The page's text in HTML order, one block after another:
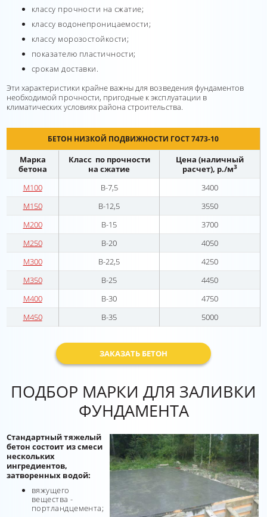
классу прочности на сжатие;
классу водонепроницаемости;
классу морозостойкости;
показателю пластичности;
срокам доставки.
Эти характеристики крайне важны для возведения фундаментов
необходимой прочности, пригодные к эксплуатации в
климатических условиях района строительства.
БЕТОН НИЗКОЙ ПОДВИЖНОСТИ ГОСТ 7473-10
Марка
бетона
Класс по прочности
на сжатие
Цена (наличный
расчет), р./м3
М100 В-7,5
3400
М150
В-12,5
3550
М200
В-15
3700
М250
В-20
4050
М300
В-22,5
4250
М350
В-25
4450
М400
В-30
4750
М450
В-35 5000
ЗАКАЗАТЬ БЕТОН
ПОДБОР МАРКИ ДЛЯ ЗАЛИВКИ
ФУНДАМЕНТА
Стандартный тяжелый
бетон состоит из смеси
нескольких
ингредиентов,
затворенных водой:
вяжущего
вещества -
портландцемента;